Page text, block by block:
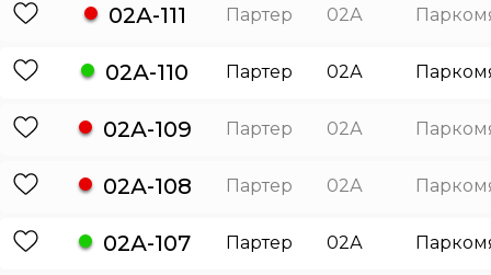
02А-111 Партер 02А
02А-110 Партер 02А
02А-109 Партер 02А
02А-108 Партер 02А
02А-107 Партер 02А